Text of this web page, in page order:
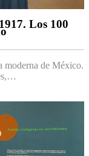
Los 100
moderna de México.